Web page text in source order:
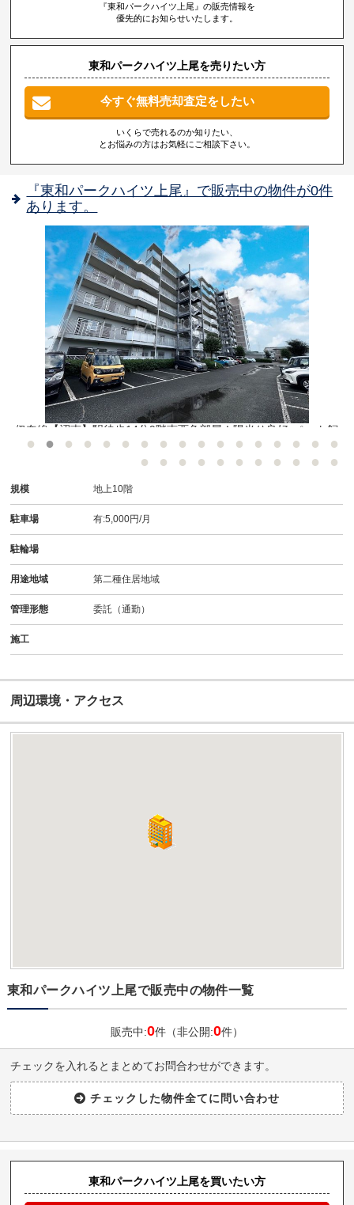
『東和パークハイツ上尾』の販売情報を
優先的にお知らせいたします。
東和パークハイツ上尾を売りたい方
今すぐ無料売却査定をしたい
いくらで売れるのか知りたい、
とお悩みの方はお気軽にご相談下さい。
『東和パークハイツ上尾』で販売中の物件が0件
あります。
伊奈線【沼南】駅徒歩14分9階南西角部屋！陽当り良好♪ペット飼
育可！
規模 地上10階
駐車場 有:5,000円/月
駐輪場
用途地域 第二種住居地域
管理形態 委託（通勤）
施工
周辺環境・アクセス
東和パークハイツ上尾で販売中の物件一覧
販売中:0件（非公開:0件）
チェックを入れるとまとめてお問合わせができます。
東和パークハイツ上尾を買いたい方